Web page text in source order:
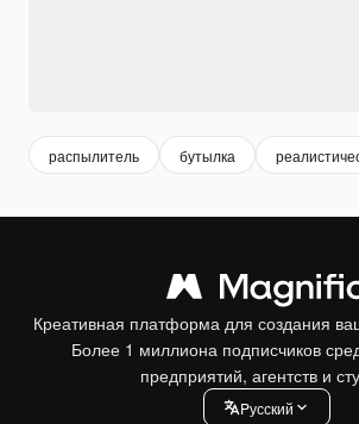
распылитель бутылка
Креативная платформа для создания
Более 1 миллиона подписчиков
предприятий, агентств и
Pусский